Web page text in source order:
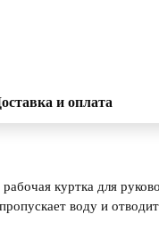
и оплата
куртка для
воду и